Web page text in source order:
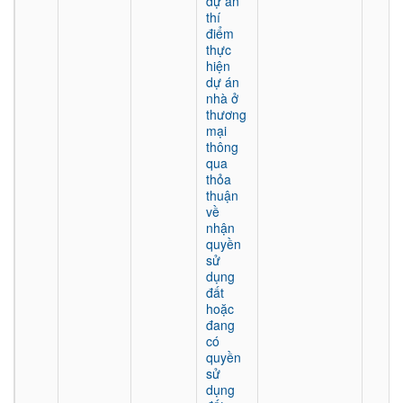
thí
điểm
thực
hiện
dự án
nhà ở
thương
mại
thông
qua
thỏa
thuận
về
nhận
quyền
sử
dụng
đất
hoặc
đang
có
quyền
sử
dụng